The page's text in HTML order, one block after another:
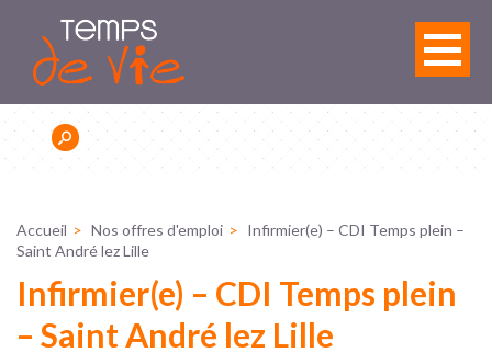
Accueil Nos offres d'emploi
Infirmier(e) – CDI Temps plein –
Saint André lez Lille
Infirmier(e) – CDI Temps plein
– Saint André lez Lille